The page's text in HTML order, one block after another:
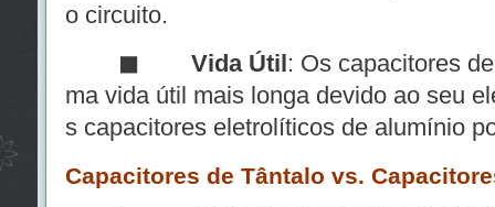
o circuito.
◼ Vida Útil: Os capacitores
ma vida útil mais longa devido ao seu
s capacitores eletrolíticos de alumínio
Capacitores de Tântalo vs.